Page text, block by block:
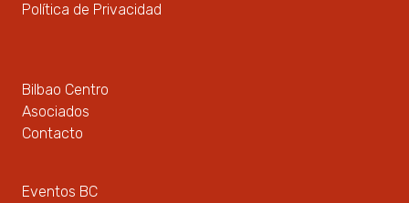
Política de Privacidad
Bilbao Centro
Asociados
Contacto
Eventos BC